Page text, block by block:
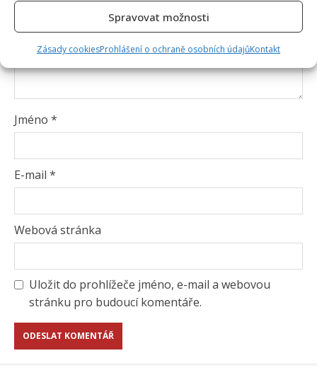
Spravovat možnosti
Zásady cookiesProhlášení o ochraně osobních údajůKontakt
Jméno *
E-mail *
Webová stránka
Uložit do prohlížeče jméno, e-mail a webovou
stránku pro budoucí komentáře.